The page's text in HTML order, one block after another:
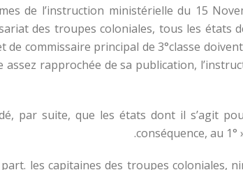
de l’instruction ministérielle du 15
des troupes coloniales, tous les états
de commissaire principal de 3°classe
assez rapprochée de sa publication,
par suite, que les états dont il s’agit
conséquence, au
part. les capitaines des troupes coloniales,